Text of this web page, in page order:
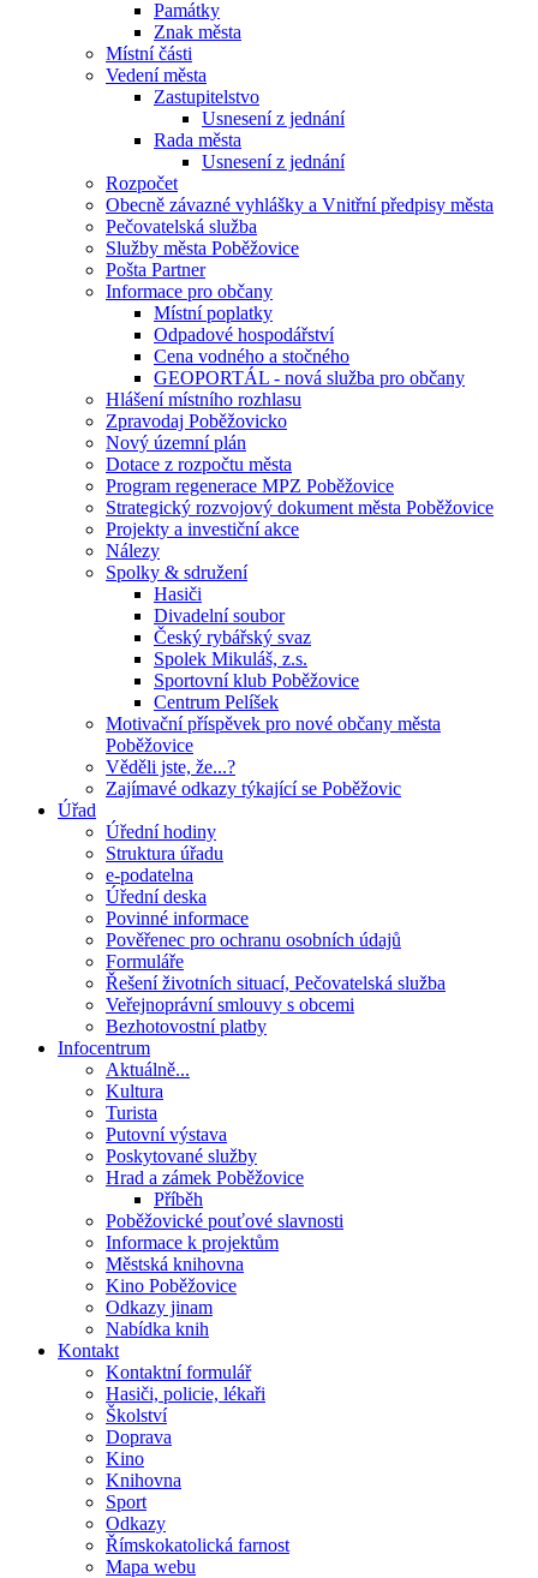
Památky
Znak města
Místní části
Vedení města
Zastupitelstvo
Usnesení z jednání
Rada města
Usnesení z jednání
Rozpočet
Obecně závazné vyhlášky a Vnitřní předpisy města
Pečovatelská služba
Služby města Poběžovice
Pošta Partner
Informace pro občany
Místní poplatky
Odpadové hospodářství
Cena vodného a stočného
GEOPORTÁL - nová služba pro občany
Hlášení místního rozhlasu
Zpravodaj Poběžovicko
Nový územní plán
Dotace z rozpočtu města
Program regenerace MPZ Poběžovice
Strategický rozvojový dokument města Poběžovice
Projekty a investiční akce
Nálezy
Spolky & sdružení
Hasiči
Divadelní soubor
Český rybářský svaz
Spolek Mikuláš, z.s.
Sportovní klub Poběžovice
Centrum Pelíšek
Motivační příspěvek pro nové občany města
Poběžovice
Věděli jste, že...?
Zajímavé odkazy týkající se Poběžovic
Úřad
Úřední hodiny
Struktura úřadu
e-podatelna
Úřední deska
Povinné informace
Pověřenec pro ochranu osobních údajů
Formuláře
Řešení životních situací, Pečovatelská služba
Veřejnoprávní smlouvy s obcemi
Bezhotovostní platby
Infocentrum
Aktuálně...
Kultura
Turista
Putovní výstava
Poskytované služby
Hrad a zámek Poběžovice
Příběh
Poběžovické pouťové slavnosti
Informace k projektům
Městská knihovna
Kino Poběžovice
Odkazy jinam
Nabídka knih
Kontakt
Kontaktní formulář
Hasiči, policie, lékaři
Školství
Doprava
Kino
Knihovna
Sport
Odkazy
Římskokatolická farnost
Mapa webu